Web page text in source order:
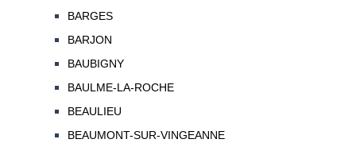
BARGES
BARJON
BAUBIGNY
BAULME-LA-ROCHE
BEAULIEU
BEAUMONT-SUR-VINGEANNE